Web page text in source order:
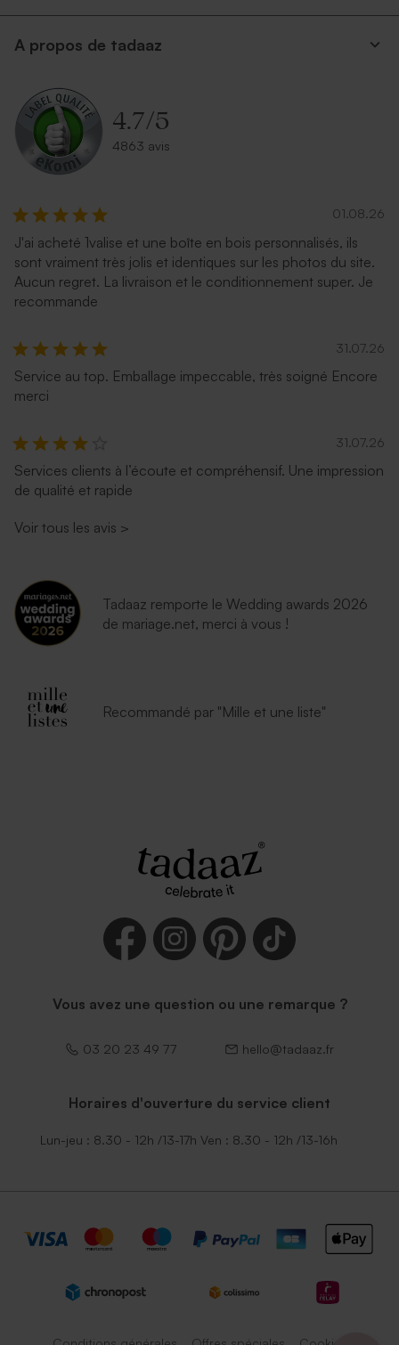
A propos de tadaaz
4.7/5
4863 avis
01.08.26
J'ai acheté 1valise et une boîte en bois personnalisés, ils
sont vraiment très jolis et identiques sur les photos du site.
Aucun regret. La livraison et le conditionnement super. Je
recommande
31.07.26
Service au top. Emballage impeccable, très soigné Encore
merci
31.07.26
Services clients à l’écoute et compréhensif. Une impression
de qualité et rapide
Voir tous les avis >
Tadaaz remporte le Wedding awards 2026
de mariage.net, merci à vous !
Recommandé par "Mille et une liste"
Vous avez une question ou une remarque ?
03 20 23 49 77 hello@tadaaz.fr
Horaires d'ouverture du service client
Lun-jeu : 8.30 - 12h /13-17h Ven : 8.30 - 12h /13-16h